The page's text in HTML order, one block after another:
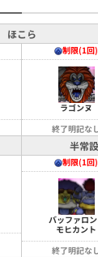
ほこら
制限(1回)
ラゴンヌ
終了明記な
半常設
制限(1回)
バッファロ
モヒカント
終了明記な